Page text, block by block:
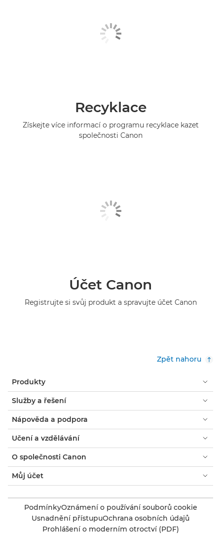
Recyklace
Získejte více informací o programu recyklace kazet
společnosti Canon
Účet Canon
Registrujte si svůj produkt a spravujte účet Canon
Zpět nahoru
Produkty
Služby a řešení
Nápověda a podpora
Učení a vzdělávání
O společnosti Canon
Můj účet
PodmínkyOznámení o používání souborů cookie
Usnadnění přístupuOchrana osobních údajů
Prohlášení o moderním otroctví (PDF)